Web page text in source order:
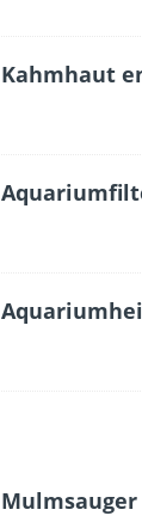
Kahmhaut